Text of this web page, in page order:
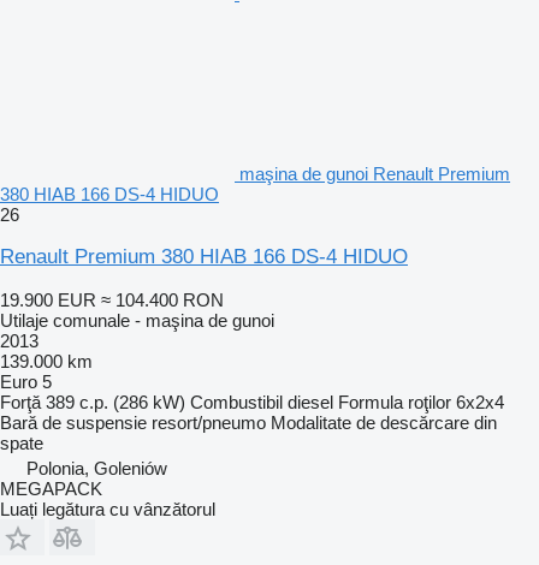
maşina de gunoi Renault Premium
380 HIAB 166 DS-4 HIDUO
26
Renault Premium 380 HIAB 166 DS-4 HIDUO
19.900 EUR ≈ 104.400 RON
Utilaje comunale - maşina de gunoi
2013
139.000 km
Euro 5
Forţă 389 c.p. (286 kW) Combustibil diesel Formula roţilor 6x2x4
Bară de suspensie resort/pneumo Modalitate de descărcare din
spate
Polonia, Goleniów
MEGAPACK
Luați legătura cu vânzătorul